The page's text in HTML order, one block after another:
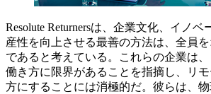
Resolute Returnersは、企業文化、イノ
産性を向上させる最善の方法は、全員
であると考えている。これらの企業は
働き方に限界があることを指摘し、リ
方にすることには消極的だ。彼らは、